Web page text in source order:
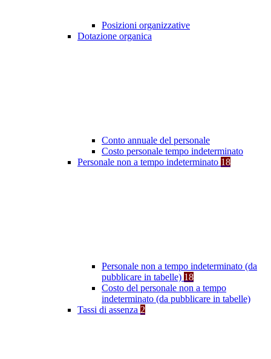
Posizioni organizzative
Dotazione organica
Conto annuale del personale
Costo personale tempo indeterminato
Personale non a tempo indeterminato 18
Personale non a tempo indeterminato (da
pubblicare in tabelle) 18
Costo del personale non a tempo
indeterminato (da pubblicare in tabelle)
Tassi di assenza 2